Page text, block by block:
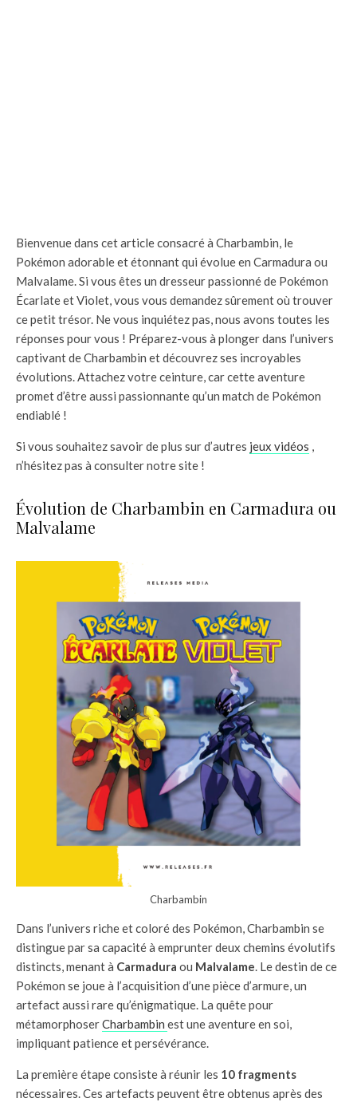
Bienvenue dans cet article consacré à Charbambin, le
Pokémon adorable et étonnant qui évolue en Carmadura ou
Malvalame. Si vous êtes un dresseur passionné de Pokémon
Écarlate et Violet, vous vous demandez sûrement où trouver
ce petit trésor. Ne vous inquiétez pas, nous avons toutes les
réponses pour vous ! Préparez-vous à plonger dans l’univers
captivant de Charbambin et découvrez ses incroyables
évolutions. Attachez votre ceinture, car cette aventure
promet d’être aussi passionnante qu’un match de Pokémon
endiablé !
Si vous souhaitez savoir de plus sur d’autres jeux vidéos ,
n’hésitez pas à consulter notre site !
Évolution de Charbambin en Carmadura ou
Malvalame
Charbambin
Dans l’univers riche et coloré des Pokémon, Charbambin se
distingue par sa capacité à emprunter deux chemins évolutifs
distincts, menant à Carmadura ou Malvalame. Le destin de ce
Pokémon se joue à l’acquisition d’une pièce d’armure, un
artefact aussi rare qu’énigmatique. La quête pour
métamorphoserCharbambin est une aventure en soi,
impliquant patience et persévérance.
La première étape consiste à réunir les 10 fragments
nécessaires. Ces artefacts peuvent être obtenus après des